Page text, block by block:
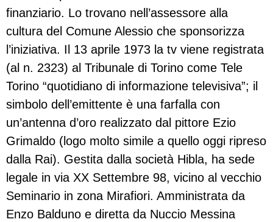
finanziario. Lo trovano nell’assessore alla
cultura del Comune Alessio che sponsorizza
l’iniziativa. Il 13 aprile 1973 la tv viene registrata
(al n. 2323) al Tribunale di Torino come Tele
Torino “quotidiano di informazione televisiva”; il
simbolo dell’emittente è una farfalla con
un’antenna d’oro realizzato dal pittore Ezio
Grimaldo (logo molto simile a quello oggi ripreso
dalla Rai). Gestita dalla società Hibla, ha sede
legale in via XX Settembre 98, vicino al vecchio
Seminario in zona Mirafiori. Amministrata da
Enzo Balduno e diretta da Nuccio Messina